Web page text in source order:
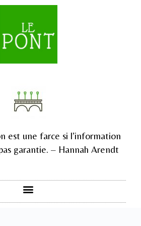
est une farce si l’information
garantie. – Hannah Arendt